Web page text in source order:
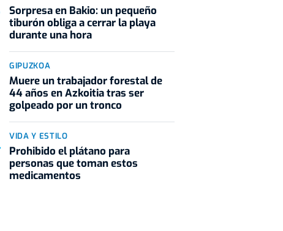
Sorpresa en Bakio: un pequeño
tiburón obliga a cerrar la playa
durante una hora
GIPUZKOA
Muere un trabajador forestal de
44 años en Azkoitia tras ser
golpeado por un tronco
VIDA Y ESTILO
Prohibido el plátano para
personas que toman estos
medicamentos